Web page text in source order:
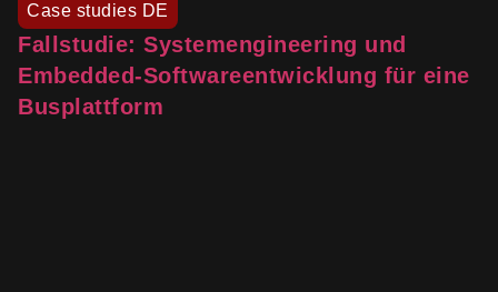
Case studies DE
Fallstudie: Systemengineering und
Embedded-Softwareentwicklung für eine
Busplattform